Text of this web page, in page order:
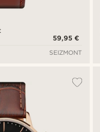
59,95 €
SEIZMONT